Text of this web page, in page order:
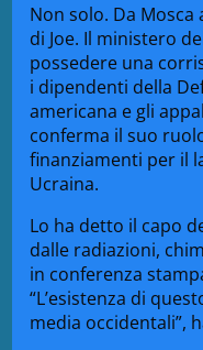
Non solo. Da
di Joe. Il ministero
possedere una
i dipendenti della
americana e gli
conferma il suo
finanziamenti per il
Ucraina.
Lo ha detto il capo
dalle radiazioni,
in conferenza
“L’esistenza di
media occidentali”,